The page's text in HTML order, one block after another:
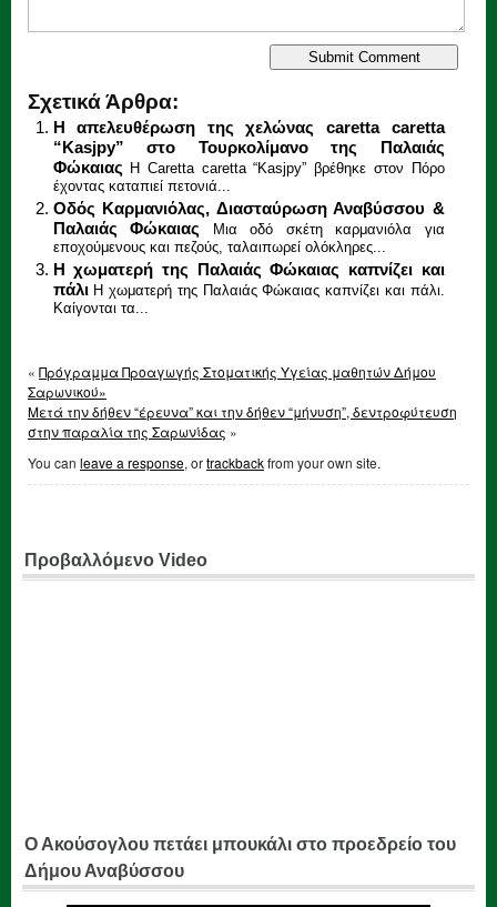
Σχετικά Άρθρα:
Η απελευθέρωση της χελώνας caretta caretta
“Κasjpy” στο Τουρκολίμανο της Παλαιάς
Φώκαιας
Η Caretta caretta “Κasjpy” βρέθηκε στον Πόρο
έχοντας καταπιεί πετονιά...
Οδός Καρμανιόλας, Διασταύρωση Αναβύσσου &
Παλαιάς Φώκαιας
Μια οδό σκέτη καρμανιόλα για
εποχούμενους και πεζούς, ταλαιπωρεί ολόκληρες...
Η χωματερή της Παλαιάς Φώκαιας καπνίζει και
πάλι Η χωματερή της Παλαιάς Φώκαιας καπνίζει και πάλι.
Καίγονται τα...
« Πρόγραμμα Προαγωγής Στοματικής Υγείας μαθητών Δήμου
Σαρωνικού»
Μετά την δήθεν “έρευνα” και την δήθεν “μήνυση”, δεντροφύτευση
στην παραλία της Σαρωνίδας »
You can leave a response, ortrackbackfrom your own site.
Προβαλλόμενο Video
Ο Ακούσογλου πετάει μπουκάλι στο προεδρείο του
Δήμου Αναβύσσου